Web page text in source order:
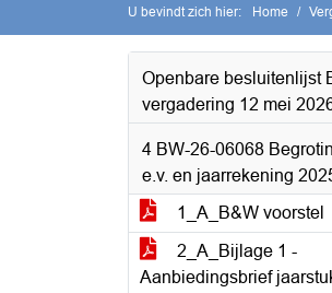
U bevindt zich hier: Home
Openbare besluitenlijst
vergadering 12 mei
4 BW-26-06068
e.v. en jaarrekening
1_A_B&W voorstel
2_A_Bijlage 1 -
Aanbiedingsbrief